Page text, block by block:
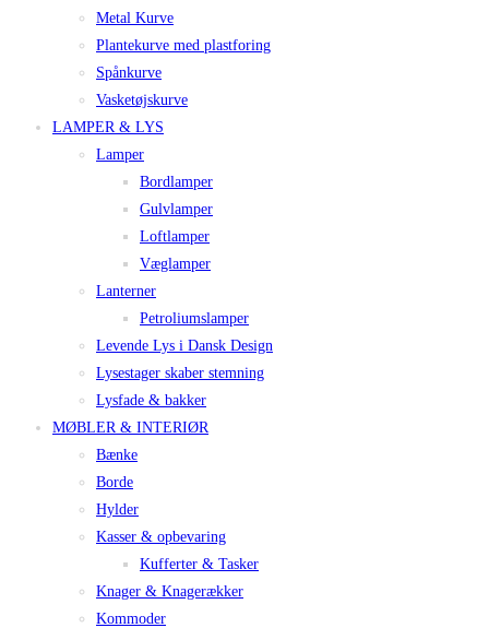
Metal Kurve
Plantekurve med plastforing
Spånkurve
Vasketøjskurve
LAMPER & LYS
Lamper
Bordlamper
Gulvlamper
Loftlamper
Væglamper
Lanterner
Petroliumslamper
Levende Lys i Dansk Design
Lysestager skaber stemning
Lysfade & bakker
MØBLER & INTERIØR
Bænke
Borde
Hylder
Kasser & opbevaring
Kufferter & Tasker
Knager & Knagerækker
Kommoder